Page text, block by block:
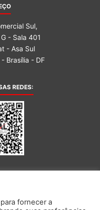
Sul,
- Sala 401
- Asa Sul
Brasília - DF
REDES:
fornecer a